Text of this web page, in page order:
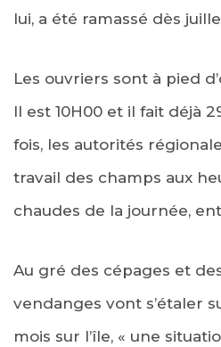
lui, a été ramassé dès
Les ouvriers sont à pied
Il est 10H00 et il fait déjà
fois, les autorités
travail des champs aux
chaudes de la journée,
Au gré des cépages et
vendanges vont s’étaler
mois sur l’île, « une